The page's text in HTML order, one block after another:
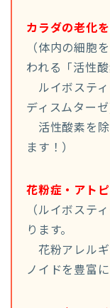
カラダの老化を
（体内の細胞
われる「活性酸
ルイボステ
ディスムター
活性酸素を
ます！）
花粉症・アト
（ルイボステ
ります。
花粉アレル
ノイドを豊富